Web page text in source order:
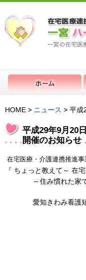
HOME > ニュース > 平成
平成29年9月20
開催のお知らせ
在宅医療・介護連携推進事
『 ちょっと教えて～ 在
～住み慣れた家
愛知きわみ看護短期